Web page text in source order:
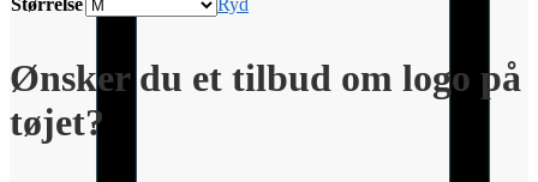
Størrelse
Ryd
Ønsker du et tilbud om logo på
tøjet?